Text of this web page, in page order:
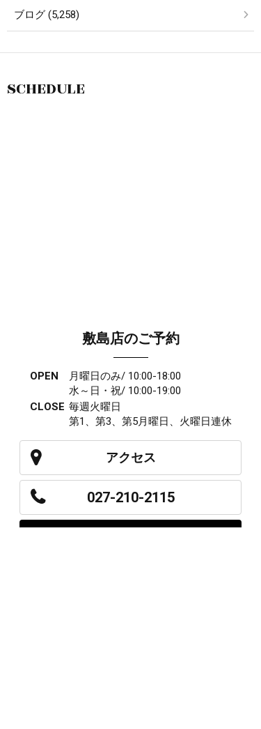
ブログ (5,258)
SCHEDULE
敷島店のご予約
OPEN
月曜日のみ/ 10:00-18:00
水～日・祝/ 10:00-19:00
CLOSE 毎週火曜日
第1、第3、第5月曜日、火曜日連休
アクセス
027-210-2115